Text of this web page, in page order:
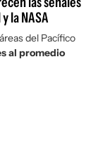
la NASA
del Pacífico
al promedio